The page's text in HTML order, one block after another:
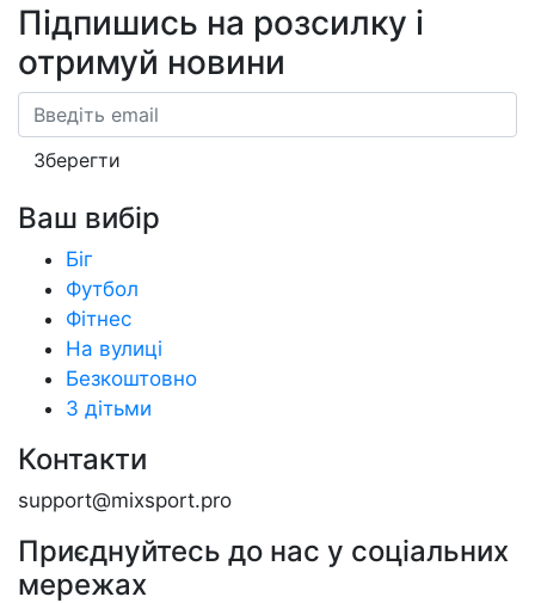
Підпишись на розсилку і
отримуй новини
Email
Зберегти
Ваш вибір
Біг
Футбол
Фітнес
На вулиці
Безкоштовно
З дітьми
Контакти
support@mixsport.pro
Приєднуйтесь до нас у соціальних
мережах